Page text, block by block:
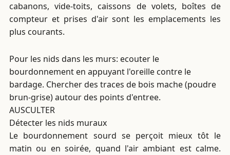
cabanons, vide-toits, caissons de volets, boîtes de
compteur et prises d'air sont les emplacements les
plus courants.
Pour les nids dans les murs: ecouter le
bourdonnement en appuyant l'oreille contre le
bardage. Chercher des traces de bois mache (poudre
brun-grise) autour des points d'entree.
AUSCULTER
Détecter les nids muraux
Le bourdonnement sourd se perçoit mieux tôt le
matin ou en soirée, quand l'air ambiant est calme.